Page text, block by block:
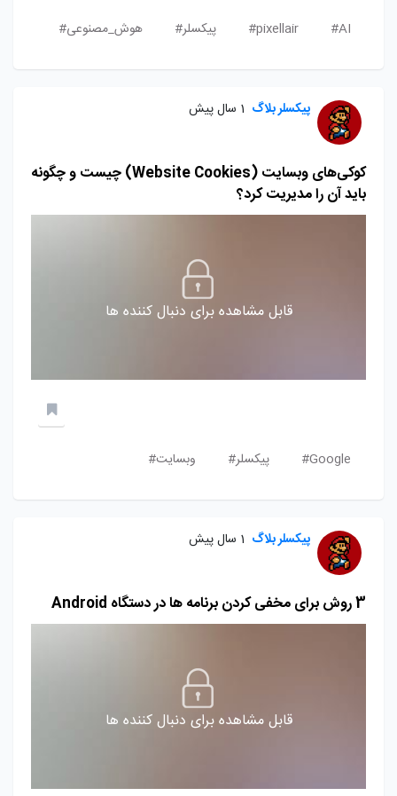
AI#
pixellair# پیکسلر# هوش_مصنوعی#
پیکسلر بلاگ 1 سال پیش
کوکی‌های وبسایت (Website Cookies) چیست و چگونه
باید آن را مدیریت کرد؟
قابل مشاهده برای دنبال کننده ها
Google# پیکسلر# وبسایت#
پیکسلر بلاگ 1 سال پیش
3 روش برای مخفی کردن برنامه ها در دستگاه Android
قابل مشاهده برای دنبال کننده ها